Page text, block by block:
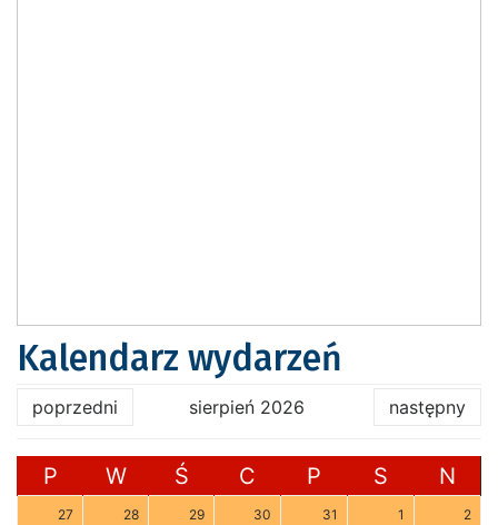
Kalendarz wydarzeń
poprzedni sierpień 2026 następny
P W Ś C P S N
27 28 29 30 31 1 2